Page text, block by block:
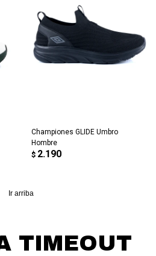
Championes GLIDE Umbro
Hombre
$ 2.190
Ir arriba
TIMEOUT